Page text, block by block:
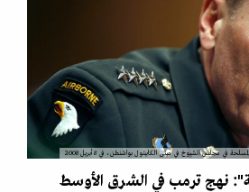
في مجلس الشيوخ في مبنى الكابيتول بواشنطن، في 8 أبريل 2008
نهج ترمب في الشرق الأوسط